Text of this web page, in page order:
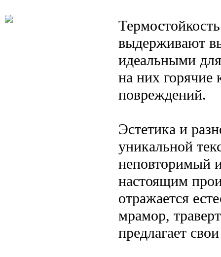
выдерживают
идеальными
на них горячие
повреждений.
Эстетика и
уникальной
неповторимый
настоящим
отражается
мрамор,
предлагает